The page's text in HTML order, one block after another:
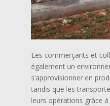
Les commerçants et
également un
s’approvisionner en
tandis que les
leurs opérations grâce